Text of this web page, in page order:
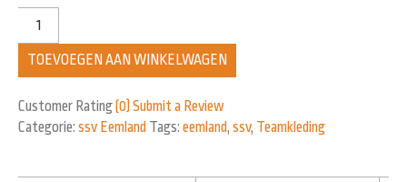
TOEVOEGEN AAN WINKELWAGEN
Customer Rating(0) Submit a Review
Categorie: ssv Eemland Tags: eemland, ssv, Teamkleding